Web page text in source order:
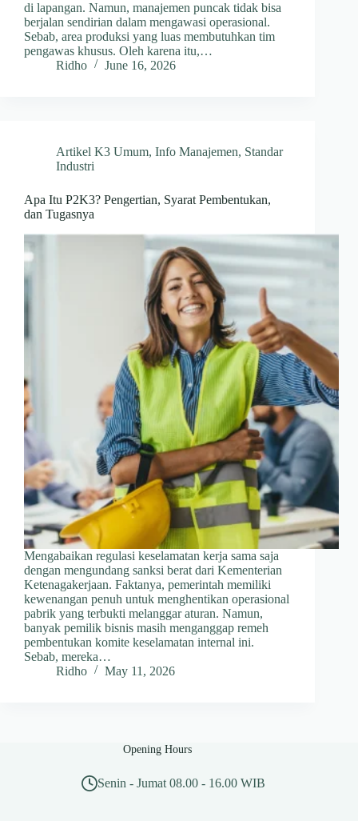
di lapangan. Namun, manajemen puncak tidak bisa
berjalan sendirian dalam mengawasi operasional.
Sebab, area produksi yang luas membutuhkan tim
pengawas khusus. Oleh karena itu,…
Ridho
June 16, 2026
Artikel K3 Umum, Info Manajemen, Standar
Industri
Apa Itu P2K3? Pengertian, Syarat Pembentukan,
dan Tugasnya
Mengabaikan regulasi keselamatan kerja sama saja
dengan mengundang sanksi berat dari Kementerian
Ketenagakerjaan. Faktanya, pemerintah memiliki
kewenangan penuh untuk menghentikan operasional
pabrik yang terbukti melanggar aturan. Namun,
banyak pemilik bisnis masih menganggap remeh
pembentukan komite keselamatan internal ini.
Sebab, mereka…
Ridho
May 11, 2026
Opening Hours
Senin - Jumat 08.00 - 16.00 WIB